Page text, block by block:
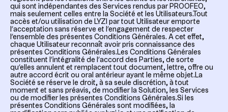
qui sont indépendantes des Services rendus par PROOFEO,
mais seulement celles entre la Société et les Utilisateurs.Tout
accès et/ou utilisation de LYZI par tout Utilisateur emporte
l’acceptation sans réserve et l’engagement de respecter
l’ensemble des présentes Conditions Générales. A cet effet,
chaque Utilisateur reconnaît avoir pris connaissance des
présentes Conditions Générales.Les Conditions Générales
constituent l’intégralité de l’accord des Parties, de sorte
qu’elles annulent et remplacent tout document, lettre, offre ou
autre accord écrit ou oral antérieur ayant le même objet.La
Société se réserve le droit, à sa seule discrétion, à tout
moment et sans préavis, de modifier la Solution, les Services
ou de modifier les présentes Conditions Générales.Si les
présentes Conditions Générales sont modifiées, la